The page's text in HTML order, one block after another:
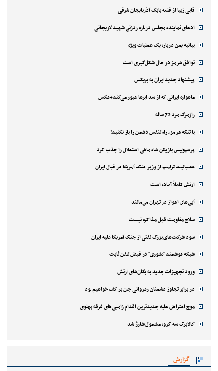
قابی زیبا از قلعه بابک آذربایجان شرقی
ادعای نماینده مجلس درباره ردزنی شهید لاریجانی
بیانیه یمن درباره یک عملیات ویژه
توافق هرمز در حال شکل‌گیری است
پیشنهاد جدید ایران به بریکس
ماهواره ایرانی که از سد ابرها عبور می‌کند+عکس
رازمرگ مرد 72 ساله
با تنگه هرمز، راه تنفس دشمن را باز نکنید!
پرسپولیس بازیکن شاه ماهی استقلال را جذب کرد
عصبانیت ترامپ از وزیر جنگ آمریکا در قبال ایران
ارتش کاملاً آماده است
آبی‌های اهواز در تهران می‌مانند
سلاح مقاومت قابل مذاکره نیست
سود شرکت‌های بزرگ نفتی از جنگ آمریکا علیه ایران
شبکه هوشمند کشوری" در قبض تلفن ثابت
ورود تجهیزات جدید به یگان‌های ارتش
در برابر تجاوز دشمنان رهروانی جان بر کف خواهیم بود
موج اعتراض علیه جدیدترین اقدام زامبی‌های فرقه پهلوی
کالابرگ سه گروه مشمول شارژ شد
گزارش